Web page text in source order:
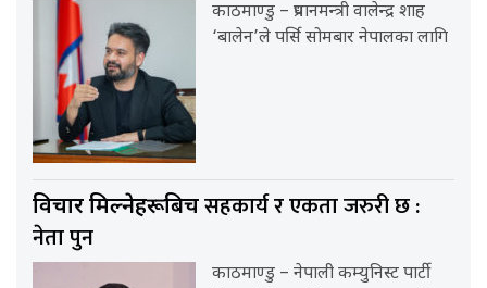
काठमाण्डु – प्रधानमन्त्री वालेन्द्र शाह
‘बालेन’ले पर्सि सोमबार नेपालका लागि
विचार मिल्नेहरूबिचसहकार्य र एकता जरुरी छ :
नेता पुन
काठमाण्डु – नेपाली कम्युनिस्ट पार्टी